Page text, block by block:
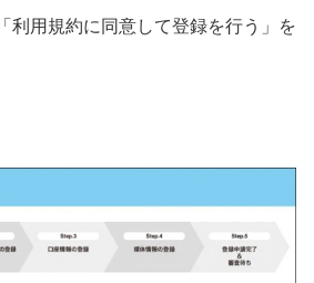
利用規約に同意して登録を行う」を